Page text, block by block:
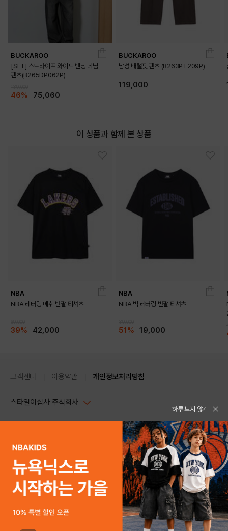
BUCKAROO
[SET] 스트라이프 와이드 밴딩 데님
팬츠(B265DP062P)
46% 75,060
BUCKAROO
남성 배럴핏 팬츠 (B263PT209P)
119,000
이 상품과 함께 본 상품
NBA
NBA 레터링 메쉬 반팔 티셔츠
39% 42,000
NBA
NBA 빅 레터링 반팔 티셔츠
51% 19,000
고객센터 이용약관 개인정보처리방침
스타일이십사 주식회사
주소 : 서울시 강남구 논현로 633, 6층 (논현동, 한세엠케이빌딩)
사업자등록번호 : 116-81-32499
통신판매업신고번호 : 제 2024-서울강남-04239
개인정보보호책임자 : 배기영
호스팅 서비스 : 스타일이십사㈜
고객센터 1544-5336(평일 09:00~ 18:00 토/일/공휴일 휴무)
스타일24 고객센터 1544-5336
평일 09:00~ 18:00 (토/일/공휴일 휴무)
help Email : help@style24.com
COPYRIGHTⓒ2021 STYLE24 ALL RIGHTS RESERVED.
하루 보지 않기